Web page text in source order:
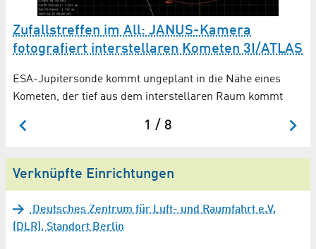
Zufallstreffen im All: JANUS-Kamera
fotografiert interstellaren Kometen 3I/ATLAS
ESA-Jupitersonde kommt ungeplant in die Nähe eines
Kometen, der tief aus dem interstellaren Raum kommt
1 / 8
Verknüpfte Einrichtungen
Deutsches Zentrum für Luft- und Raumfahrt e.V.
(DLR), Standort Berlin